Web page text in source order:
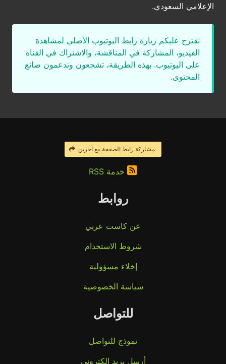
الإعلامي السعودي.
نقترح عليكم زيارة رابط اليوتيوب الأصلي لمشاهدة
الفيديو، المشاركة في المناقشة، والاشتراك في القناة
على اليوتيوب. بهذه الطريقة، تشجعون وتدعمون صانع
المحتوى.
مشاركة رابط الصفحة مع آخرين
خدمة RSS
روابط
عن كاست عربي
شروط الاستخدام
إخلاء مسؤولية
سياسة الخصوصية
للتواصل
نموذج للتواصل
أرسل بريد إلكتروني